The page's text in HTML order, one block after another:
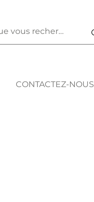
CONTACTEZ-NOUS